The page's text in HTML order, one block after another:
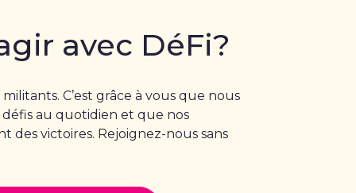
avec DéFi?
C’est grâce à vous que nous
au quotidien et que nos
des victoires. Rejoignez-nous sans